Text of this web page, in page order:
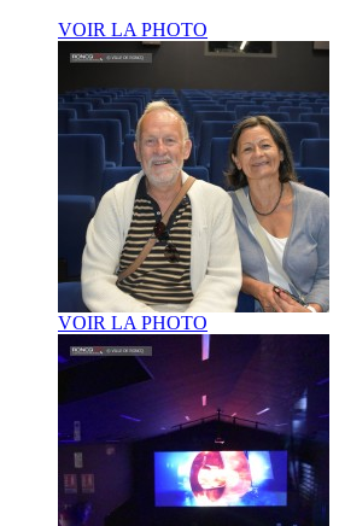
VOIR LA PHOTO
VOIR LA PHOTO